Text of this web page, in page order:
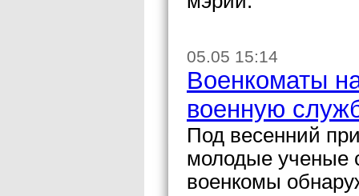
05.05 15:14
Военкоматы
военную
Под весенний
молодые ученые
военкомы